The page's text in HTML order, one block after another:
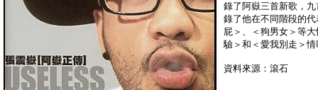
錄了阿嶽三首新歌，
錄了他在不同階段的
屁＞、＜狗男女＞等
驗＞和＜愛我別走＞
資料來源：滾石